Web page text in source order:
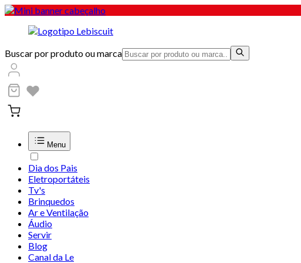
Buscar por produto ou marca
Menu
Dia dos Pais
Eletroportáteis
Tv's
Brinquedos
Ar e Ventilação
Áudio
Servir
Blog
Canal da Le